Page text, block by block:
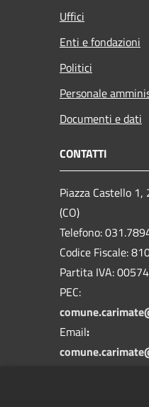
Uffici
Enti e fondazioni
Politici
Personale
Documenti e dati
CONTATTI
Piazza Castello
(CO)
Telefono:
Codice Fiscale:
Partita IVA:
PEC:
Email: